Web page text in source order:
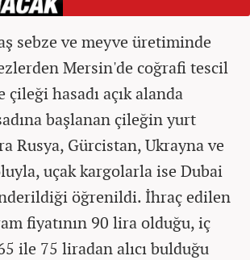
sebze ve meyve üretiminde
Mersin'de coğrafi tescil
hasadı açık alanda
başlanan çileğin yurt
Rusya, Gürcistan, Ukrayna ve
uçak kargolarla ise Dubai
öğrenildi. İhraç edilen
fiyatının 90 lira olduğu, iç
ile 75 liradan alıcı bulduğu